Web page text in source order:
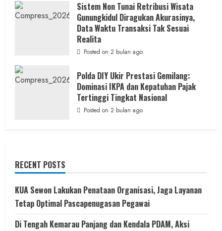
Sistem Non Tunai Retribusi Wisata
Gunungkidul Diragukan Akurasinya,
Data Waktu Transaksi Tak Sesuai
Realita
Posted on 2 bulan ago
Polda DIY Ukir Prestasi Gemilang:
Dominasi IKPA dan Kepatuhan Pajak
Tertinggi Tingkat Nasional
Posted on 2 bulan ago
RECENT POSTS
KUA Sewon Lakukan Penataan Organisasi, Jaga Layanan
Tetap Optimal Pascapenugasan Pegawai
Di Tengah Kemarau Panjang dan Kendala PDAM, Aksi